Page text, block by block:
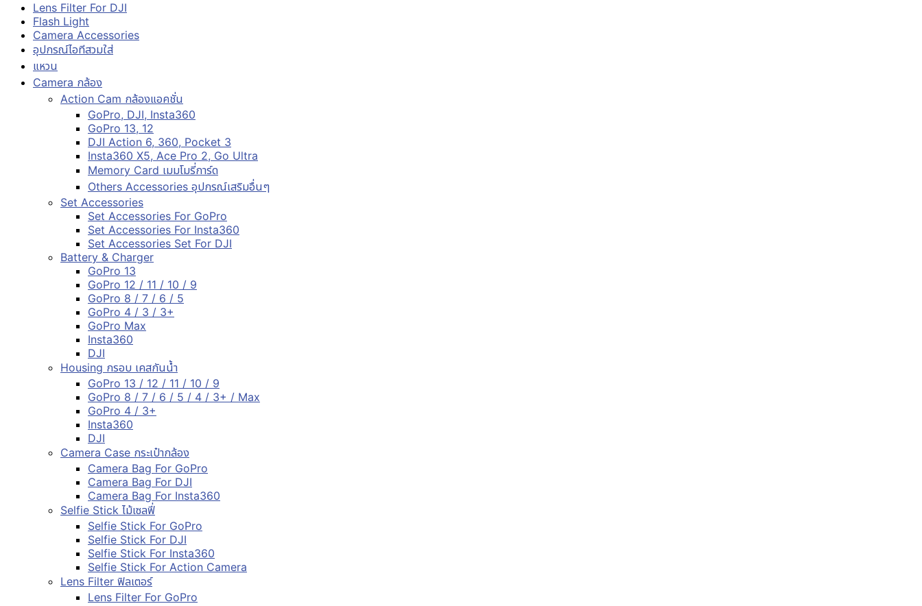
Lens Filter For DJI
Flash Light
Camera Accessories
อุปกรณ์ไอทีสวมใส่
แหวน
Camera กล้อง
Action Cam กล้องแอคชั่น
GoPro, DJI, Insta360
GoPro 13, 12
DJI Action 6, 360, Pocket 3
Insta360 X5, Ace Pro 2, Go Ultra
Memory Card เมมโมรี่การ์ด
Others Accessories อุปกรณ์เสริมอื่นๆ
Set Accessories
Set Accessories For GoPro
Set Accessories For Insta360
Set Accessories Set For DJI
Battery & Charger
GoPro 13
GoPro 12 / 11 / 10 / 9
GoPro 8 / 7 / 6 / 5
GoPro 4 / 3 / 3+
GoPro Max
Insta360
DJI
Housing กรอบ เคสกันน้ำ
GoPro 13 / 12 / 11 / 10 / 9
GoPro 8 / 7 / 6 / 5 / 4 / 3+ / Max
GoPro 4 / 3+
Insta360
DJI
Camera Case กระเป๋ากล้อง
Camera Bag For GoPro
Camera Bag For DJI
Camera Bag For Insta360
Selfie Stick ไม้เซลฟี่
Selfie Stick For GoPro
Selfie Stick For DJI
Selfie Stick For Insta360
Selfie Stick For Action Camera
Lens Filter ฟิลเตอร์
Lens Filter For GoPro